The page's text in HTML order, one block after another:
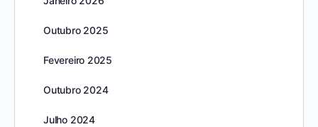
Outubro 2025
Fevereiro 2025
Outubro 2024
Julho 2024